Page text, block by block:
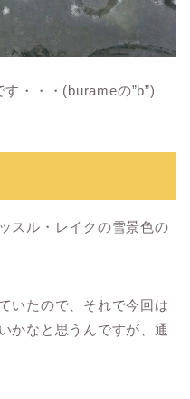
・・・(burameの”b”)
スル・レイクの雪景色の
いたので、それで今回は
かなと思うんですが、通